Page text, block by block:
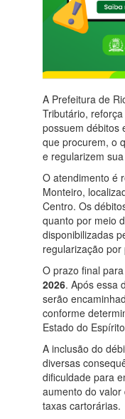
A Prefeitura de
Tributário,
possuem débitos
que procurem, o
e regularizem
O atendimento é
Monteiro,
Centro. Os
quanto por meio
disponibilizadas
regularização
O prazo final
2026. Após essa
serão
conforme
Estado do
A inclusão do
diversas
dificuldade para
aumento do
taxas cartorárias.